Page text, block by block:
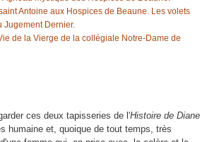
Antoine aux Hospices de Beaune. Les volets
Jugement Dernier.
de la Vierge de la collégiale Notre-Dame de
ces deux tapisseries de l'Histoire de Diane
humaine et, quoique de tout temps, très